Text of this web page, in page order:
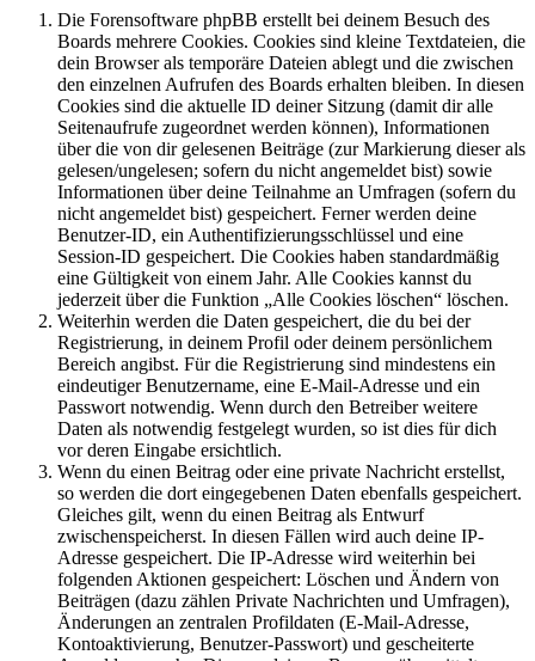
Die Forensoftware phpBB erstellt bei deinem Besuch des
Boards mehrere Cookies. Cookies sind kleine Textdateien, die
dein Browser als temporäre Dateien ablegt und die zwischen
den einzelnen Aufrufen des Boards erhalten bleiben. In diesen
Cookies sind die aktuelle ID deiner Sitzung (damit dir alle
Seitenaufrufe zugeordnet werden können), Informationen
über die von dir gelesenen Beiträge (zur Markierung dieser als
gelesen/ungelesen; sofern du nicht angemeldet bist) sowie
Informationen über deine Teilnahme an Umfragen (sofern du
nicht angemeldet bist) gespeichert. Ferner werden deine
Benutzer-ID, ein Authentifizierungsschlüssel und eine
Session-ID gespeichert. Die Cookies haben standardmäßig
eine Gültigkeit von einem Jahr. Alle Cookies kannst du
jederzeit über die Funktion „Alle Cookies löschen“ löschen.
Weiterhin werden die Daten gespeichert, die du bei der
Registrierung, in deinem Profil oder deinem persönlichem
Bereich angibst. Für die Registrierung sind mindestens ein
eindeutiger Benutzername, eine E-Mail-Adresse und ein
Passwort notwendig. Wenn durch den Betreiber weitere
Daten als notwendig festgelegt wurden, so ist dies für dich
vor deren Eingabe ersichtlich.
Wenn du einen Beitrag oder eine private Nachricht erstellst,
so werden die dort eingegebenen Daten ebenfalls gespeichert.
Gleiches gilt, wenn du einen Beitrag als Entwurf
zwischenspeicherst. In diesen Fällen wird auch deine IP-
Adresse gespeichert. Die IP-Adresse wird weiterhin bei
folgenden Aktionen gespeichert: Löschen und Ändern von
Beiträgen (dazu zählen Private Nachrichten und Umfragen),
Änderungen an zentralen Profildaten (E-Mail-Adresse,
Kontoaktivierung, Benutzer-Passwort) und gescheiterte